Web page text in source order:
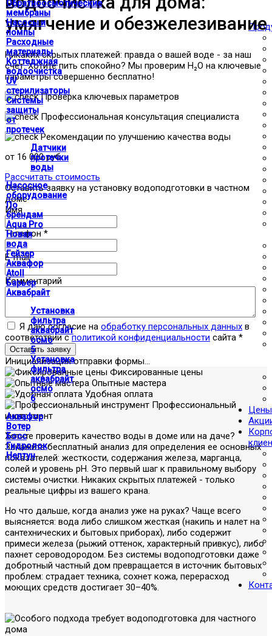
Обратноосмотические
мембраны
Насосы и
помпы
Расходные
материалы
Коттеджная
водоочистка
UV
стерилизаторы
Системы
защиты
от
протечек
Датчики
протечки
воды
Насосное
оборудование
По
брендам
Aqua Pro
Новая
вода
Гейзер
Аквафор
Atoll
Барьер
Аквабрайт
Установка
фильтра
аквабрайт
осмо
5
Установка
фильтра
аквабрайт
осмо
6
Аквафор
Вотер
Босс
Гидролок
Нептун
Цены
умягчение и обезжелезивание
Никаких скрытых платежей: правда о вашей воде - за наш
счет. Хотите пить спокойно? Мы проверим H₂O на ключевые
параметры совершенно бесплатно!
Проверка ключевых параметров
Профессиональная консультация специалиста
Рекомендации по улучшению качества воды
от 16 000 руб.
Рассчитать стоимость
Оставить заявку на установку водоподготовки в частном
доме
Имя
Телефон *
E-mail
Комментарий
Я даю согласие на обработку персональных данных в
соответствии сполитикой конфиденциальности сайта *
Оставить заявку
Инициализация отправки формы...
Фиксированные цены
Опытные мастера
Удобная оплата
Профессиональный
инструмент
Хотите проверить качество воды в доме или на даче?
Закажите бесплатный анализ для определения ее основных
показателей: жесткости, содержания железа, марганца,
солей и уровень pH. Это первый шаг к правильному выбору
системы очистки. Никаких скрытых платежей - только
реальные цифры из вашего крана.
Но что дальше, когда анализ уже на руках? Чаще всего
выясняется: вода либо слишком жесткая (накипь и налет на
сантехнических и бытовых приборах), либо содержит
примеси железа (рыжий оттенок, характерный привкус), либо
пахнет сероводородом. Без системы водоподготовки даже
добротный частный дом превращается в источник бытовых
проблем: страдает техника, сохнет кожа, перерасход
моющих средств достигает 30–40%.